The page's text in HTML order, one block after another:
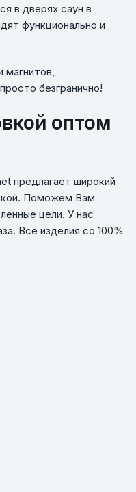
в дверях саун в
функционально и
магнитов,
безгранично!
оптом
предлагает широкий
Поможем Вам
цели. У нас
Все изделия со 100%